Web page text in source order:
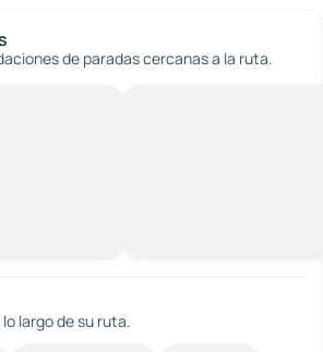
de paradas cercanas a la ruta.
largo de su ruta.